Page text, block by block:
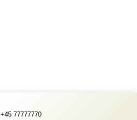
+45 77777770